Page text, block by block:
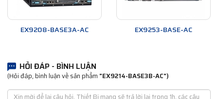
EX9208-BASE3A-AC EX9253-BASE-AC
HỎI ĐÁP - BÌNH LUẬN
(Hỏi đáp, bình luận về sản phẩm "EX9214-BASE3B-AC")